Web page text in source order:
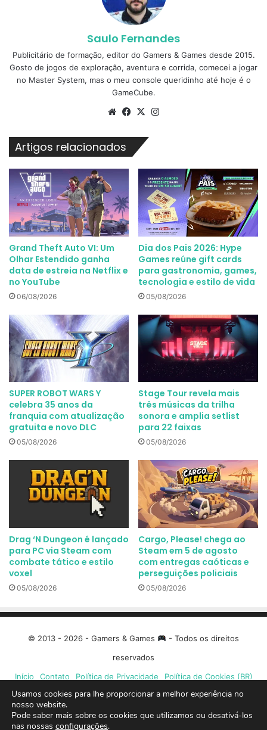
Saulo Fernandes
Publicitário de formação, editor do Gamers & Games desde 2015.
Gosto de jogos de exploração, aventura e corrida, comecei a jogar
no Master System, mas o meu console queridinho até hoje é o
GameCube.
WebsiteFacebook
X
Artigos relacionados
Grand Theft Auto VI: Um
Olhar Estendido ganha
data de estreia na Netflix e
no YouTube
06/08/2026
Dia dos Pais 2026: Hype
Games reúne gift cards
para gastronomia, games,
tecnologia e estilo de vida
05/08/2026
SUPER ROBOT WARS Y
celebra 35 anos da
franquia com atualização
gratuita e novo DLC
05/08/2026
Stage Tour revela mais
três músicas da trilha
sonora e amplia setlist
para 22 faixas
05/08/2026
Drag ‘N Dungeon é lançado
para PC via Steam com
combate tático e estilo
voxel
05/08/2026
Cargo, Please! chega ao
Steam em 5 de agosto
com entregas caóticas e
perseguições policiais
05/08/2026
© 2013 - 2026 - Gamers & Games
- Todos os direitos
reservados
Início
Contato Política de Privacidade Política de Cookies (BR)
Facebook
X
Usamos cookies para lhe proporcionar a melhor experiência no
nosso website.
Pode saber mais sobre os cookies que utilizamos ou desativá-los
nas nossas configurações.